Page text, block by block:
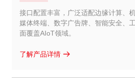
接口配置丰富，广泛适配边缘计算、机
媒体终端、数字广告牌、智能安全、
面覆盖AIoT领域。
了解产品详情